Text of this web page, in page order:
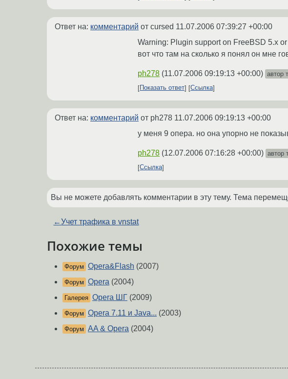
Ответ на: комментарий от cursed 11.07.2006 07:39:27 +00:00
Warning: Plugin support on FreeBSD 5.x
вот что там на сколько я понял он мне
ph278 (11.07.2006 09:19:13 +00:00) автор
Показать ответ
Ссылка
Ответ на: комментарий от ph278 11.07.2006 09:19:13 +00:00
у меня 9 опера. но она упорно не
ph278 (12.07.2006 07:16:28 +00:00) автор
Ссылка
Вы не можете добавлять комментарии в эту тему. Тема
←Учет трафика в vnstat
Похожие темы
Форум Opera&Flash (2007)
Форум Opera (2004)
Галерея Opera ШГ (2009)
Форум Opera 7.11 и Java... (2003)
Форум AA & Opera (2004)